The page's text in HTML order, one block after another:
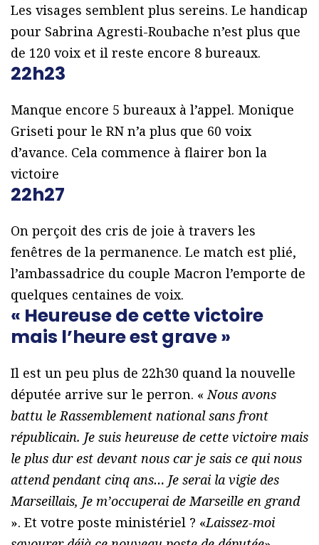
Les visages semblent plus sereins. Le handicap
pour Sabrina Agresti-Roubache n’est plus que
de 120 voix et il reste encore 8 bureaux.
22h23
Manque encore 5 bureaux à l’appel. Monique
Griseti pour le RN n’a plus que 60 voix
d’avance. Cela commence à flairer bon la
victoire
22h27
On perçoit des cris de joie à travers les
fenêtres de la permanence. Le match est plié,
l’ambassadrice du couple Macron l’emporte de
quelques centaines de voix.
« Heureuse de cette victoire
mais l’heure est grave »
Il est un peu plus de 22h30 quand la nouvelle
députée arrive sur le perron. « Nous avons
battu le Rassemblement national sans front
républicain. Je suis heureuse de cette victoire mais
le plus dur est devant nous car je sais ce qui nous
attend pendant cinq ans… Je serai la vigie des
Marseillais, Je m’occuperai de Marseille en grand
». Et votre poste ministériel ? «Laissez-moi